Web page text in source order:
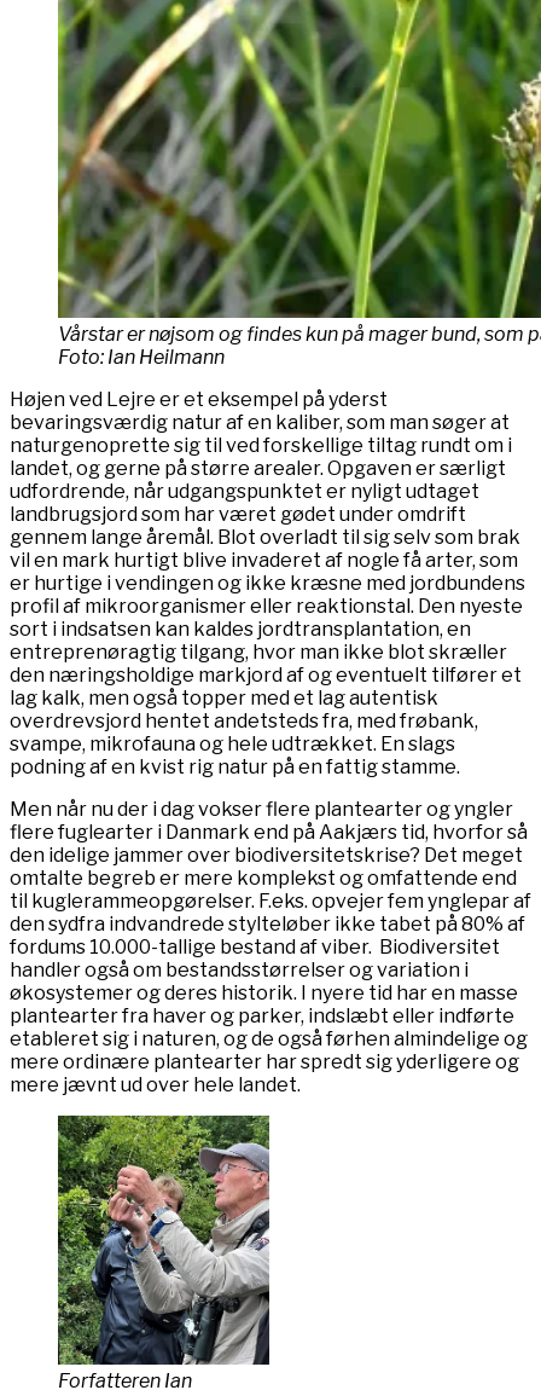
Vårstar er nøjsom og findes kun på mager bund, som
Foto: Ian Heilmann
Højen ved Lejre er et eksempel på yderst
bevaringsværdig natur af en kaliber, som man søger at
naturgenoprette sig til ved forskellige tiltag rundt om i
landet, og gerne på større arealer. Opgaven er særligt
udfordrende, når udgangspunktet er nyligt udtaget
landbrugsjord som har været gødet under omdrift
gennem lange åremål. Blot overladt til sig selv som brak
vil en mark hurtigt blive invaderet af nogle få arter, som
er hurtige i vendingen og ikke kræsne med jordbundens
profil af mikroorganismer eller reaktionstal. Den nyeste
sort i indsatsen kan kaldes jordtransplantation, en
entreprenøragtig tilgang, hvor man ikke blot skræller
den næringsholdige markjord af og eventuelt tilfører et
lag kalk, men også topper med et lag autentisk
overdrevsjord hentet andetsteds fra, med frøbank,
svampe, mikrofauna og hele udtrækket. En slags
podning af en kvist rig natur på en fattig stamme.
Men når nu der i dag vokser flere plantearter og yngler
flere fuglearter i Danmark end på Aakjærs tid, hvorfor så
den idelige jammer over biodiversitetskrise? Det meget
omtalte begreb er mere komplekst og omfattende end
til kuglerammeopgørelser. F.eks. opvejer fem ynglepar af
den sydfra indvandrede stylteløber ikke tabet på 80% af
fordums 10.000-tallige bestand af viber. Biodiversitet
handler også om bestandsstørrelser og variation i
økosystemer og deres historik. I nyere tid har en masse
plantearter fra haver og parker, indslæbt eller indførte
etableret sig i naturen, og de også førhen almindelige og
mere ordinære plantearter har spredt sig yderligere og
mere jævnt ud over hele landet.
Forfatteren Ian